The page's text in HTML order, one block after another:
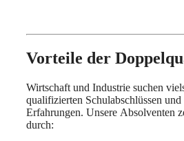
Vorteile der
Wirtschaft und Industrie suchen
qualifizierten Schulabschlüssen und
Erfahrungen. Unsere Absolventen
durch: